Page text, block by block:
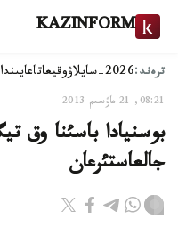
KAZINFORM
ترەند:2026-سايلاۋ وقيعا
08:21, 21 ماۋسىم 2013
بوسنيادا باسئنا وق
جالعاستئرعان